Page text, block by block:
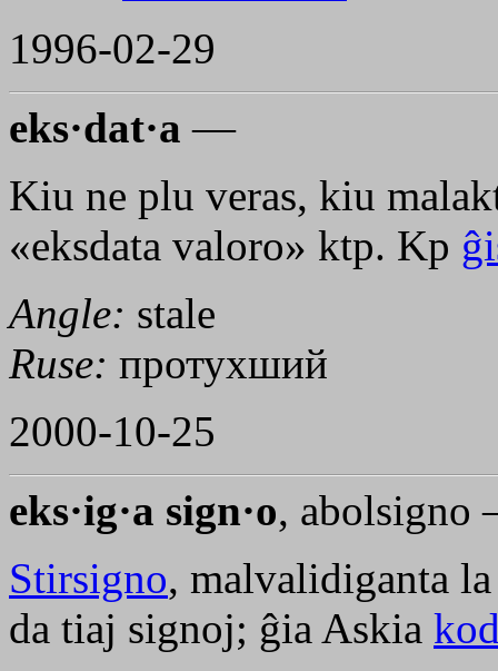
1996-02-29
eks·dat·a —
Kiu ne plu veras, kiu
«eksdata valoro» ktp. Kp
Angle: stale
Ruse: протухший
2000-10-25
eks·ig·a sign·o,
Stirsigno, malvalidiganta
da tiaj signoj; ĝia Askia